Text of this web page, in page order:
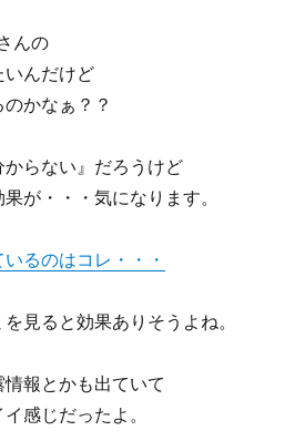
んの
いんだけど
かなぁ？？
からない』だろうけど
が・・・気になります。
るのはコレ・・・
見ると効果ありそうよね。
報とかも出ていて
感じだったよ。